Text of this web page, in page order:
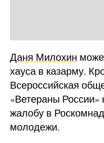
Даня Милохин
хауса в казарму.
Всероссийская
«Ветераны России»
жалобу в
молодежи.